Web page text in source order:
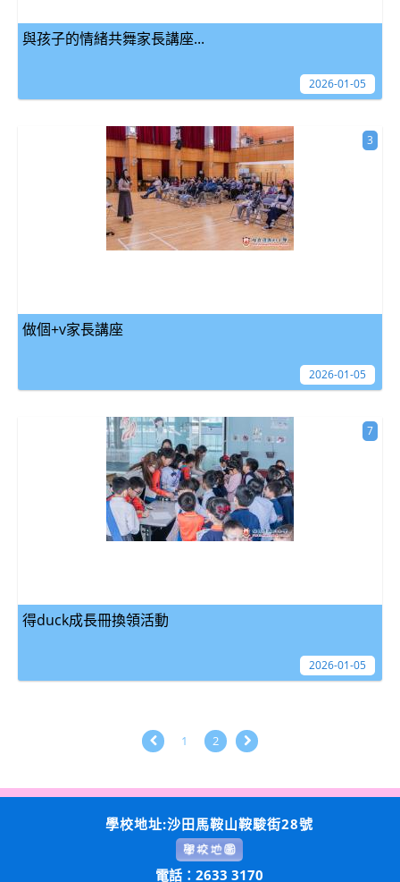
與孩子的情緒共舞家長講座...
2026-01-05
做個+v家長講座
3
2026-01-05
得duck成長冊換領活動
7
2026-01-05
1 2
學校地址:沙田馬鞍山鞍駿街28號
電話：2633 3170